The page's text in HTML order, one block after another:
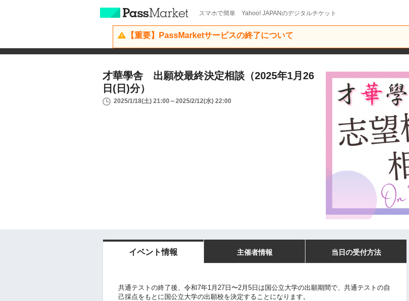
スマホで簡単 Yahoo! JAPANのデジタルチケット
【重要】PassMarketサービスの終了について
才華學舎 出願校最終決定相談（2025年1月26
日(日)分）
2025/1/18(土) 21:00～2025/2/12(水) 22:00
イベント情報 主催者情報 当日の受付方法
共通テストの終了後、令和7年1月27日〜2月5日は国公立大学の出願期間で、 共通テストの自
己採点をもとに国公立大学の出願校を決定することになります。